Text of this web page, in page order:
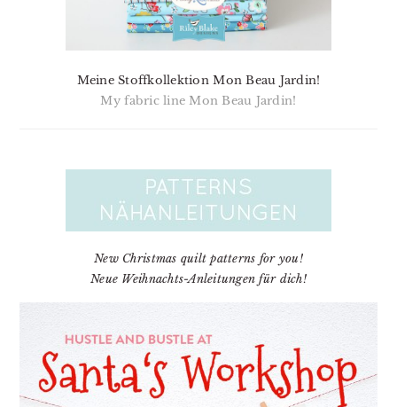
Meine Stoffkollektion Mon Beau Jardin!
My fabric line Mon Beau Jardin!
New Christmas quilt patterns for you!
Neue Weihnachts-Anleitungen für dich!